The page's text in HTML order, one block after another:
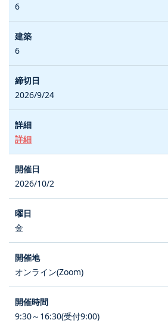
6
6
2026/9/24
詳細
2026/10/2
金
オンライン(Zoom)
9:30～16:30(受付9:00)